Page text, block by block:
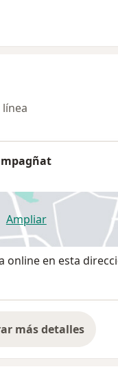
línea
Ampliarse abre en una
online en esta
más detalles
sobre la dirección